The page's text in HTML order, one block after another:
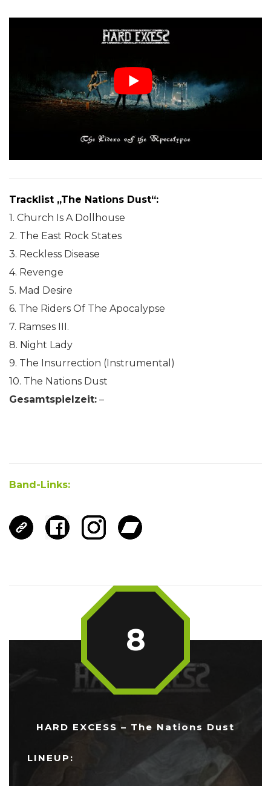
Tracklist „The Nations Dust“:
1. Church Is A Dollhouse
2. The East Rock States
3. Reckless Disease
4. Revenge
5. Mad Desire
6. The Riders Of The Apocalypse
7. Ramses III.
8. Night Lady
9. The Insurrection (Instrumental)
10. The Nations Dust
Gesamtspielzeit: –
Band-Links:
HARD EXCESS – The Nations Dust
LINEUP:
8